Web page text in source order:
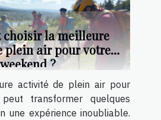
choisir la meilleure
plein air pour votre
weekend ?
activité de plein air pour
transformer quelques
une expérience inoubliable.